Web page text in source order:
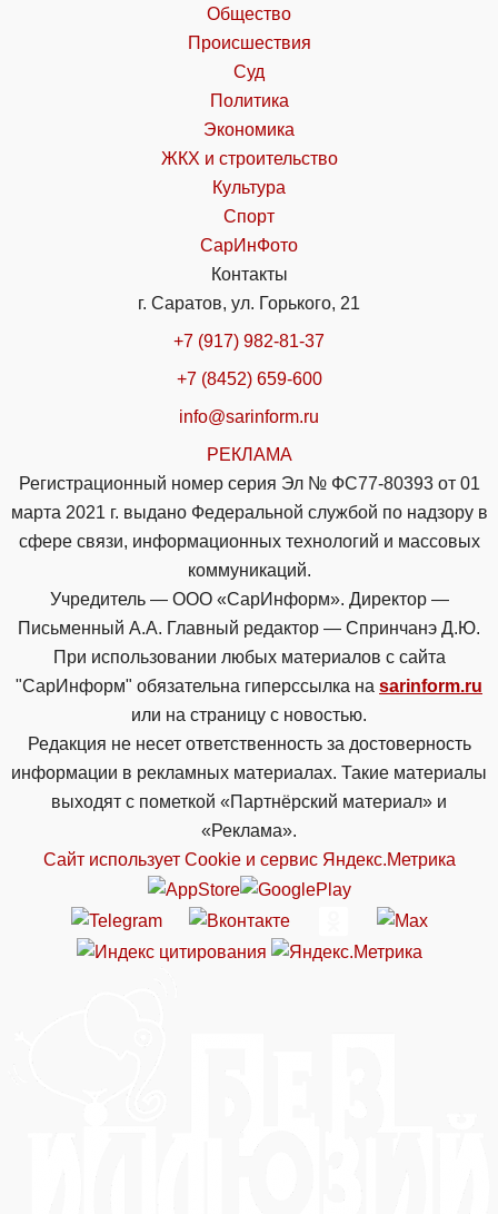
Общество
Происшествия
Суд
Политика
Экономика
ЖКХ и строительство
Культура
Спорт
СарИнФото
Контакты
г. Саратов, ул. Горького, 21
+7 (917) 982-81-37
+7 (8452) 659-600
info@sarinform.ru
РЕКЛАМА
Регистрационный номер серия Эл № ФС77-80393 от 01
марта 2021 г. выдано Федеральной службой по надзору в
сфере связи, информационных технологий и массовых
коммуникаций.
Учредитель — ООО «СарИнформ». Директор —
Письменный А.А. Главный редактор — Спринчанэ Д.Ю.
При использовании любых материалов с сайта
"СарИнформ" обязательна гиперссылка на sarinform.ru
или на страницу с новостью.
Редакция не несет ответственность за достоверность
информации в рекламных материалах. Такие материалы
выходят с пометкой «Партнёрский материал» и
«Реклама».
Сайт использует Cookie и сервиc Яндекс.Метрика